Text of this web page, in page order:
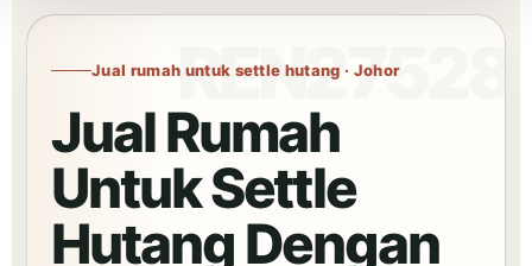
Jual rumah untuk settle hutang · Johor
Jual Rumah
Untuk Settle
Hutang Dengan